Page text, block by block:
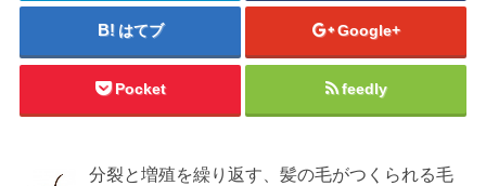
はてブ Google+
Pocket feedly
分裂と増殖を繰り返す、髪の毛がつくられる毛